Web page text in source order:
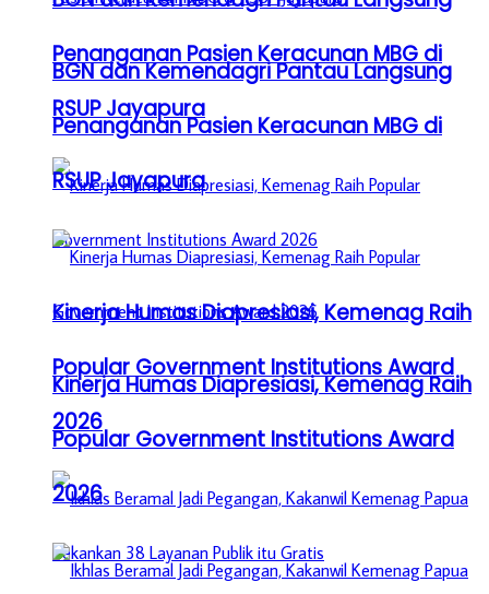
Penanganan Pasien Keracunan MBG di
RSUP Jayapura
Kinerja Humas Diapresiasi, Kemenag Raih
Popular Government Institutions Award
2026
BGN dan Kemendagri Pantau Langsung
Penanganan Pasien Keracunan MBG di
RSUP Jayapura
Kinerja Humas Diapresiasi, Kemenag Raih
Popular Government Institutions Award
2026